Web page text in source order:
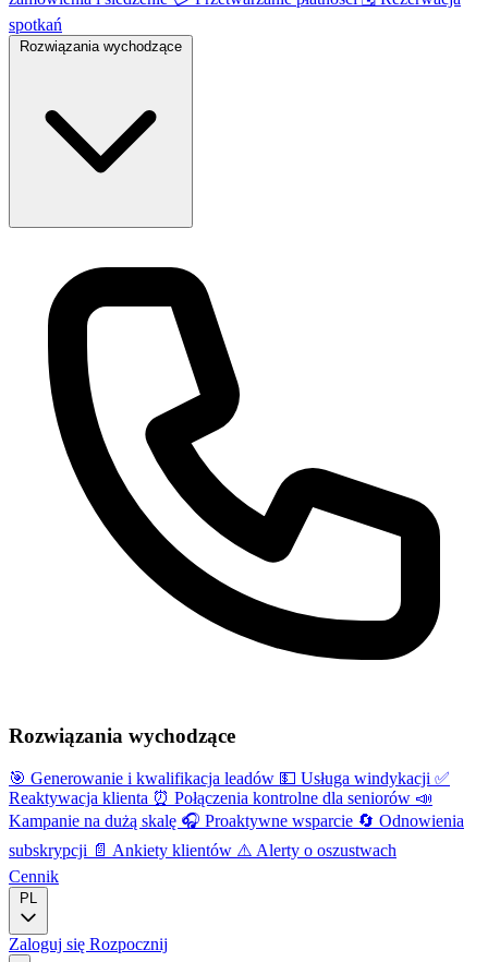
spotkań
Rozwiązania wychodzące
🎯 Generowanie i kwalifikacja leadów 💵 Usługa windykacji ✅
Reaktywacja klienta ⏰ Połączenia kontrolne dla seniorów 📣
Kampanie na dużą skalę 🎧 Proaktywne wsparcie 🔄 Odnowienia
subskrypcji 📄 Ankiety klientów ⚠️ Alerty o oszustwach
Cennik
PL
Zaloguj się Rozpocznij